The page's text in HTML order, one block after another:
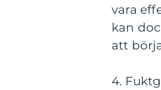
vara
kan
att
4.